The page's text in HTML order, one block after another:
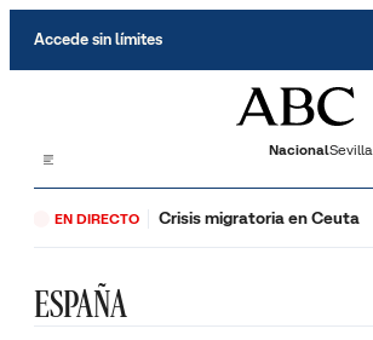
Accede sin límites
NacionalSevilla
EN DIRECTO Crisis migratoria en Ceuta
ESPAÑA